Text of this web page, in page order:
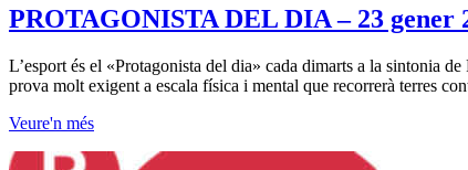
PROTAGONISTA DEL DIA – 23 gener
L’esport és el «Protagonista del dia» cada dimarts a la sintonia
prova molt exigent a escala física i mental que recorrerà terres
Veure'n més